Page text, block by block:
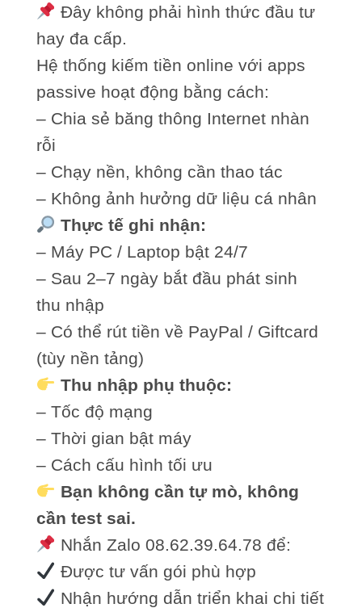
Đây không phải hình thức đầu tư
hay đa cấp.
Hệ thống kiếm tiền online với apps
passive hoạt động bằng cách:
– Chia sẻ băng thông Internet nhàn
rỗi
– Chạy nền, không cần thao tác
– Không ảnh hưởng dữ liệu cá nhân
Thực tế ghi nhận:
– Máy PC / Laptop bật 24/7
– Sau 2–7 ngày bắt đầu phát sinh
thu nhập
– Có thể rút tiền về PayPal / Giftcard
(tùy nền tảng)
Thu nhập phụ thuộc:
– Tốc độ mạng
– Thời gian bật máy
– Cách cấu hình tối ưu
Bạn không cần tự mò, không
cần test sai.
Nhắn Zalo 08.62.39.64.78 để:
Được tư vấn gói phù hợp
Nhận hướng dẫn triển khai chi tiết